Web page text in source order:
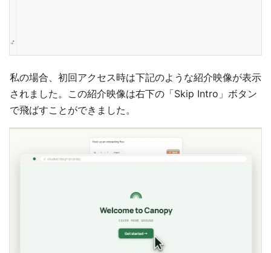
私の場合、初回アクセス時は下記のような紹介映像が表示
されました。この紹介映像は右下の「Skip Intro」ボタン
で飛ばすことができました。